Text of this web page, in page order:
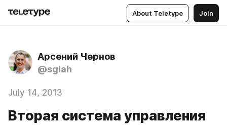
About Teletype Join
Арсений Чернов
@sglah
July 14, 2013
Вторая система управления